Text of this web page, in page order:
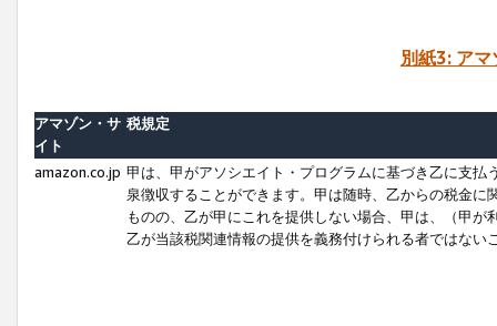
別紙3: ア
アマゾン・サ
イト
税規定
amazon.co.jp 甲は、甲がアソシエイト・プログラムに基づき乙に支
泉徴収することができます。甲は随時、乙からの税金
ものの、乙が甲にこれを提供しない場合、甲は、（甲
乙が当該税関連情報の提供を義務付けられる者ではな